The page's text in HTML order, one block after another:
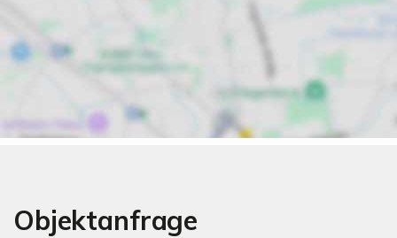
Objektanfrage